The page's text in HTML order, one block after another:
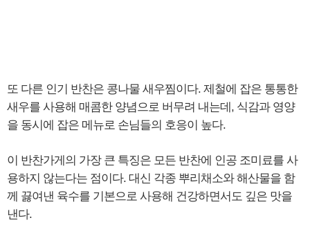
또 다른 인기 반찬은 콩나물 새우찜이다. 제철에 잡은 통통한
새우를 사용해 매콤한 양념으로 버무려 내는데, 식감과 영양
을 동시에 잡은 메뉴로 손님들의 호응이 높다.
이 반찬가게의 가장 큰 특징은 모든 반찬에 인공 조미료를 사
용하지 않는다는 점이다. 대신 각종 뿌리채소와 해산물을 함
께 끓여낸 육수를 기본으로 사용해 건강하면서도 깊은 맛을
낸다.